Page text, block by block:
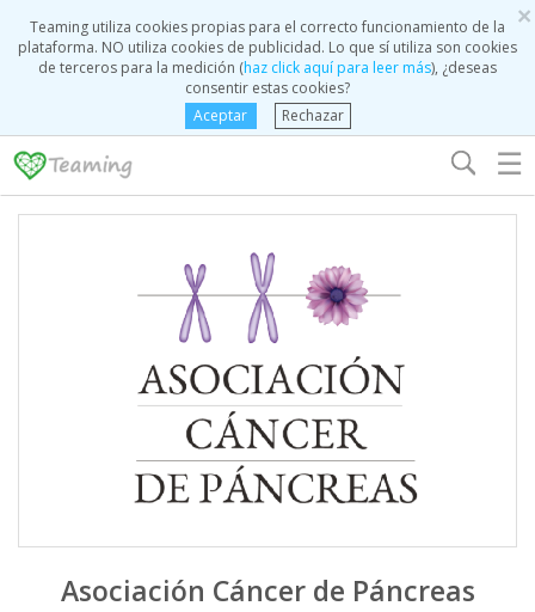
×
Teaming utiliza cookies propias para el correcto funcionamiento de la
plataforma. NO utiliza cookies de publicidad. Lo que sí utiliza son cookies
de terceros para la medición (haz click aquí para leer más), ¿deseas
consentir estas cookies?
Aceptar
Rechazar
☰
Asociación Cáncer de Páncreas